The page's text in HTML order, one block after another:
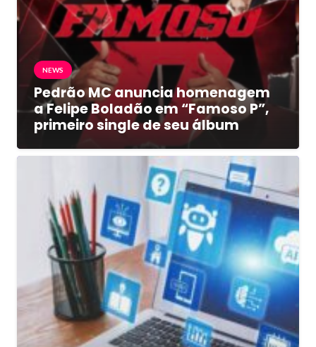
NEWS
Pedrão MC anuncia homenagem
a Felipe Boladão em “Famoso P”,
primeiro single de seu álbum